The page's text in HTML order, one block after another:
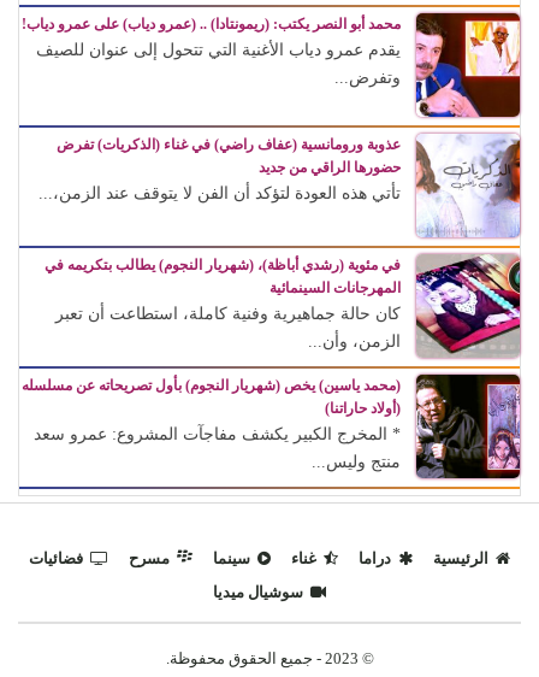
محمد أبو النصر يكتب: (ريمونتادا) .. (عمرو دياب) على عمرو دياب!
يقدم عمرو دياب الأغنية التي تتحول إلى عنوان للصيف
وتفرض...
عذوبة ورومانسية (عفاف راضي) في غناء (الذكريات) تفرض
حضورها الراقي من جديد
تأتي هذه العودة لتؤكد أن الفن لا يتوقف عند الزمن،...
في مئوية (رشدي أباظة)، (شهريار النجوم) يطالب بتكريمه في
المهرجانات السينمائية
كان حالة جماهيرية وفنية كاملة، استطاعت أن تعبر
الزمن، وأن...
(محمد ياسين) يخص (شهريار النجوم) بأول تصريحاته عن مسلسله
(أولاد حاراتنا)
* المخرج الكبير يكشف مفاجآت المشروع: عمرو سعد
منتج وليس...
الرئيسية دراما غناء سينما مسرح
فضائيات
سوشيال ميديا
© 2023 - جميع الحقوق محفوظة.